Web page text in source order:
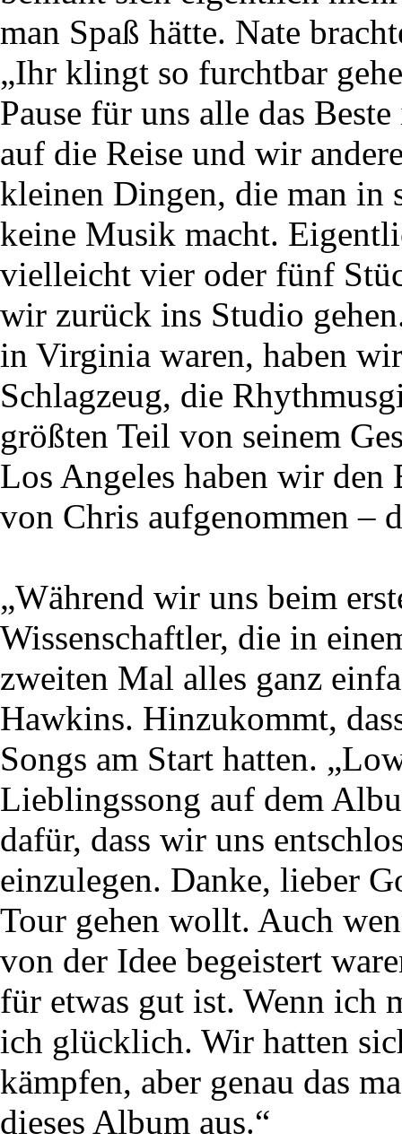
man Spaß hätte. Nate
„Ihr klingt so furchtbar
Pause für uns alle das
auf die Reise und wir
kleinen Dingen, die man in
keine Musik macht.
vielleicht vier oder fünf
wir zurück ins Studio
in Virginia waren, haben
Schlagzeug, die
größten Teil von seinem
Los Angeles haben wir den
von Chris aufgenommen –
„Während wir uns beim
Wissenschaftler, die in
zweiten Mal alles ganz
Hawkins. Hinzukommt,
Songs am Start hatten.
Lieblingssong auf dem
dafür, dass wir uns
einzulegen. Danke, lieber
Tour gehen wollt. Auch
von der Idee begeistert
für etwas gut ist. Wenn ich
ich glücklich. Wir hatten
kämpfen, aber genau das
dieses Album aus.“